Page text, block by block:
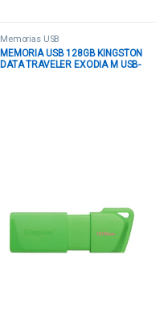
Memorias USB
MEMORIA USB 128GB KINGSTON
DATA TRAVELER EXODIA M USB-